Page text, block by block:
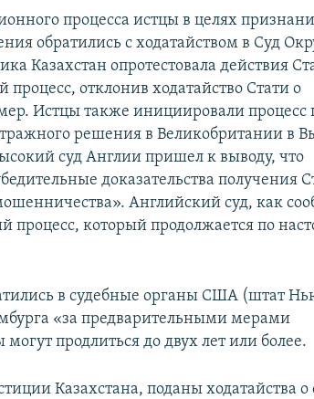
процесса истцы в целях
обратились с ходатайством в Суд
Казахстан опротестовала действия
отклонив ходатайство Стати о
Истцы также инициировали процесс
решения в Великобритании в
суд Англии пришел к выводу, что
доказательства получения
Английский суд, как
процесс, который продолжается по
в судебные органы США (штат
«за предварительными мерами
продлиться до двух лет или более.
Казахстана, поданы ходатайства о